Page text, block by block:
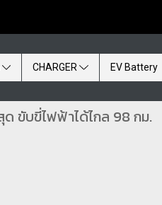
CHARGER EV Battery
ขับขี่ไฟฟ้าได้ไกล 98 กม.